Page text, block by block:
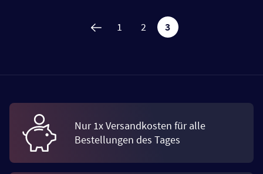
1 2 3
Nur 1x Versandkosten für alle
Bestellungen des Tages